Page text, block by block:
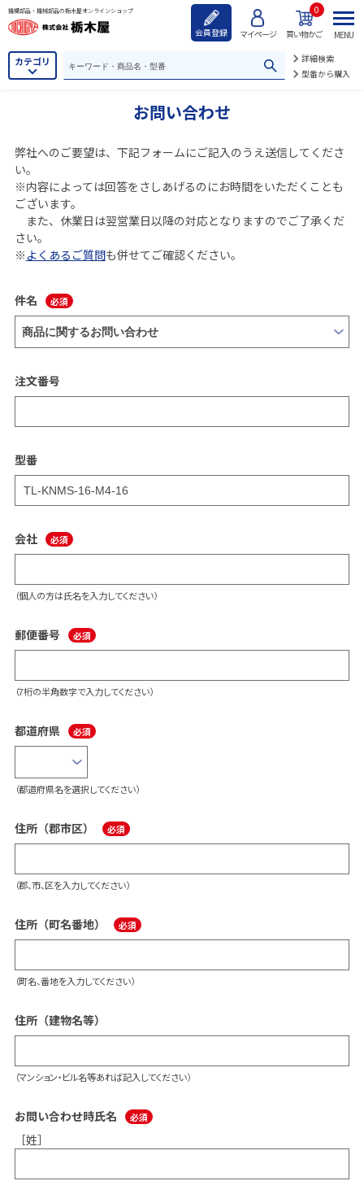
機構部品・機械部品の栃木屋オンラインショップ
会員登録 マイページ 買い物かご
0
カテゴリ
詳細検索
型番から購入
MENU
お問い合わせ
弊社へのご要望は、下記フォームにご記入のうえ送信してくださ
い。
※内容によっては回答をさしあげるのにお時間をいただくことも
ございます。
また、休業日は翌営業日以降の対応となりますのでご了承くだ
さい。
※ よくあるご質問も併せてご確認ください。
件名
注文番号
型番
会社
（個人の方は氏名を入力してください）
郵便番号
（7桁の半角数字で入力してください）
都道府県
（都道府県名を選択してください）
住所（郡市区）
（郡、市、区を入力してください）
住所（町名番地）
（町名、番地を入力してください）
住所（建物名等）
（マンション・ビル名等あれば記入してください）
お問い合わせ時氏名
［姓］